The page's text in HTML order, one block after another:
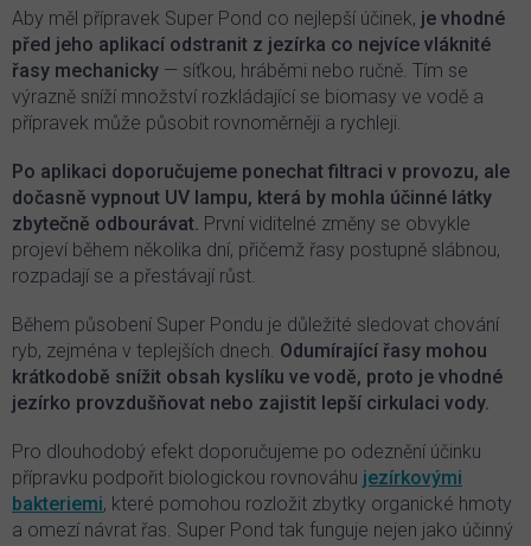
Aby měl přípravek Super Pond co nejlepší účinek, je vhodné
před jeho aplikací odstranit z jezírka co nejvíce vláknité
řasy mechanicky — síťkou, hráběmi nebo ručně. Tím se
výrazně sníží množství rozkládající se biomasy ve vodě a
přípravek může působit rovnoměrněji a rychleji.
Po aplikaci doporučujeme ponechat filtraci v provozu, ale
dočasně vypnout UV lampu, která by mohla účinné látky
zbytečně odbourávat. První viditelné změny se obvykle
projeví během několika dní, přičemž řasy postupně slábnou,
rozpadají se a přestávají růst.
Během působení Super Pondu je důležité sledovat chování
ryb, zejména v teplejších dnech. Odumírající řasy mohou
krátkodobě snížit obsah kyslíku ve vodě, proto je vhodné
jezírko provzdušňovat nebo zajistit lepší cirkulaci vody.
Pro dlouhodobý efekt doporučujeme po odeznění účinku
přípravku podpořit biologickou rovnováhu jezírkovými
bakteriemi, které pomohou rozložit zbytky organické hmoty
a omezí návrat řas. Super Pond tak funguje nejen jako účinný